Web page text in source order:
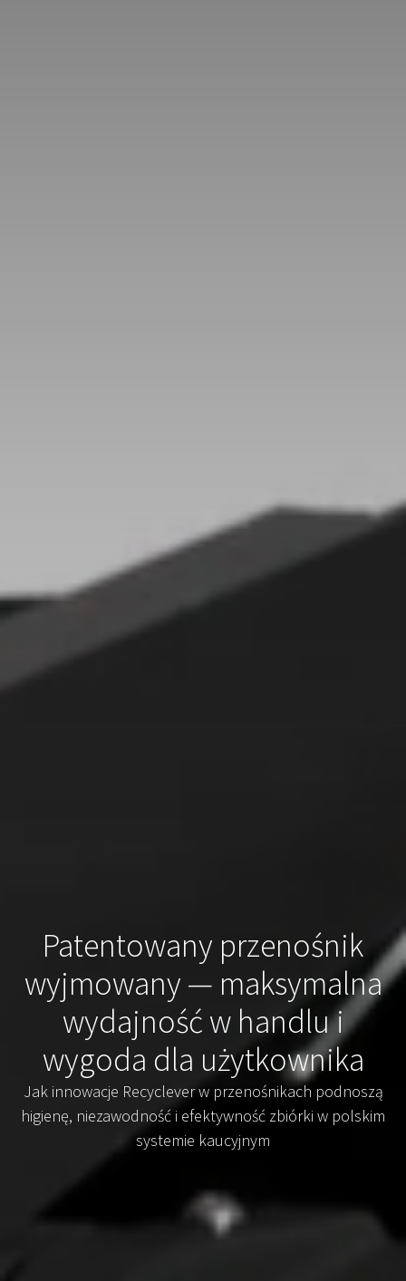
Patentowany przenośnik
wyjmowany — maksymalna
wydajność w handlu i
wygoda dla użytkownika
Jak innowacje Recyclever w przenośnikach podnoszą
higienę, niezawodność i efektywność zbiórki w polskim
systemie kaucyjnym